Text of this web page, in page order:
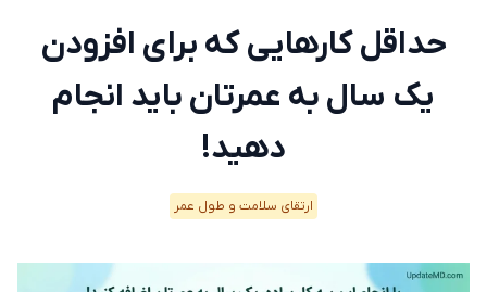
حداقل کارهایی که برای افزودن
یک سال به عمرتان باید انجام
دهید!
ارتقای سلامت و طول عمر